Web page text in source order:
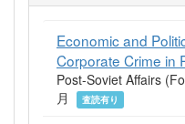
Economic and
Corporate Crime in
Post-Soviet Affairs
月
査読有り